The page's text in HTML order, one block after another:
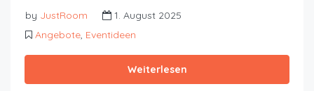
by JustRoom
1. August 2025
Angebote, Eventideen
Weiterlesen